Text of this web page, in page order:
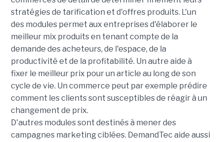
stratégies de tarification et d'offres produits. L'un
des modules permet aux entreprises d'élaborer le
meilleur mix produits en tenant compte de la
demande des acheteurs, de l'espace, de la
productivité et de la profitabilité. Un autre aide à
fixer le meilleur prix pour un article au long de son
cycle de vie. Un commerce peut par exemple prédire
comment les clients sont susceptibles de réagir à un
changement de prix.
D'autres modules sont destinés à mener des
campagnes marketing ciblées. DemandTec aide aussi